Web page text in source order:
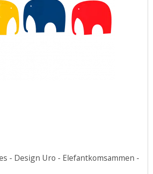
- Design Uro - Elefantkomsammen -